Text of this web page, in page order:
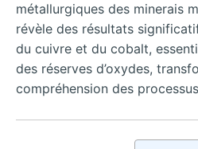
métallurgiques des minerais
révèle des résultats
du cuivre et du cobalt,
des réserves d’oxydes,
compréhension des